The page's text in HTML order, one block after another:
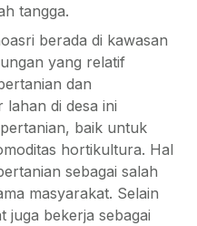
tangga.
berada di kawasan
yang relatif
dan
lahan di desa ini
baik untuk
hortikultura. Hal
sebagai salah
masyarakat. Selain
juga bekerja sebagai